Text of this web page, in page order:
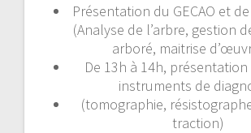
Présentation du GECAO et
(Analyse de l’arbre, gestion
arboré, maitrise
De 13h à 14h,
instruments de
(tomographie,
traction)